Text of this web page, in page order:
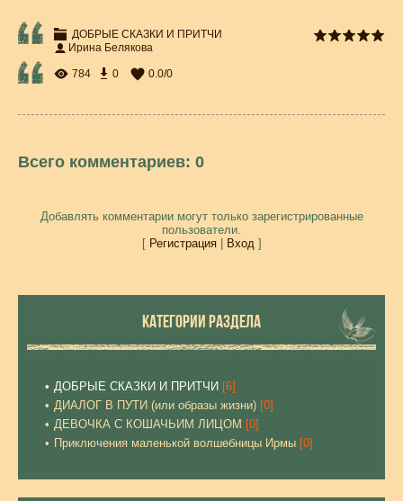
ДОБРЫЕ СКАЗКИ И ПРИТЧИ
Ирина Белякова
784 0 0.0/0
Всего комментариев: 0
Добавлять комментарии могут только зарегистрированные
пользователи.
[ Регистрация| Вход]
КАТЕГОРИИ РАЗДЕЛА
ДОБРЫЕ СКАЗКИ И ПРИТЧИ [6]
ДИАЛОГ В ПУТИ (или образы жизни) [0]
ДЕВОЧКА С КОШАЧЬИМ ЛИЦОМ [0]
Приключения маленькой волшебницы Ирмы [0]